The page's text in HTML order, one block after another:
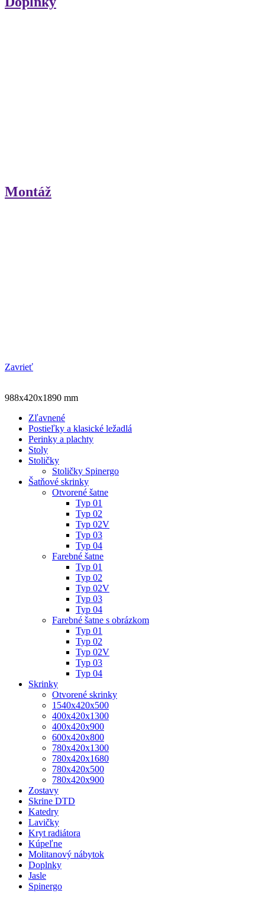
Montáž
Zavrieť
988x420x1890 mm
Zľavnené
Postieľky a klasické ležadlá
Perinky a plachty
Stoly
Stoličky
Stoličky Spinergo
Šatňové skrinky
Otvorené šatne
Typ 01
Typ 02
Typ 02V
Typ 03
Typ 04
Farebné šatne
Typ 01
Typ 02
Typ 02V
Typ 03
Typ 04
Farebné šatne s obrázkom
Typ 01
Typ 02
Typ 02V
Typ 03
Typ 04
Skrinky
Otvorené skrinky
1540x420x500
400x420x1300
400x420x900
600x420x800
780x420x1300
780x420x1680
780x420x500
780x420x900
Zostavy
Skrine DTD
Katedry
Lavičky
Kryt radiátora
Kúpeľne
Molitanový nábytok
Doplnky
Jasle
Spinergo